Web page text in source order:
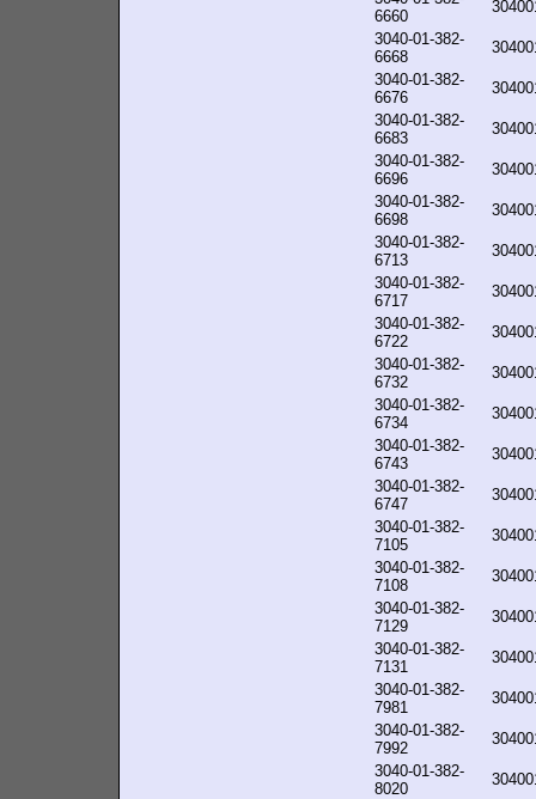
6660
3040-01-382-
6668
3040-01-382-
6676
3040-01-382-
6683
3040-01-382-
6696
3040-01-382-
6698
3040-01-382-
6713
3040-01-382-
6717
3040-01-382-
6722
3040-01-382-
6732
3040-01-382-
6734
3040-01-382-
6743
3040-01-382-
6747
3040-01-382-
7105
3040-01-382-
7108
3040-01-382-
7129
3040-01-382-
7131
3040-01-382-
7981
3040-01-382-
7992
3040-01-382-
8020